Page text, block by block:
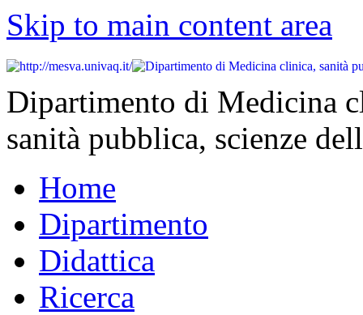
Skip to main content area
Dipartimento di Medicina
sanità pubblica, scienze
Home
Dipartimento
Didattica
Ricerca